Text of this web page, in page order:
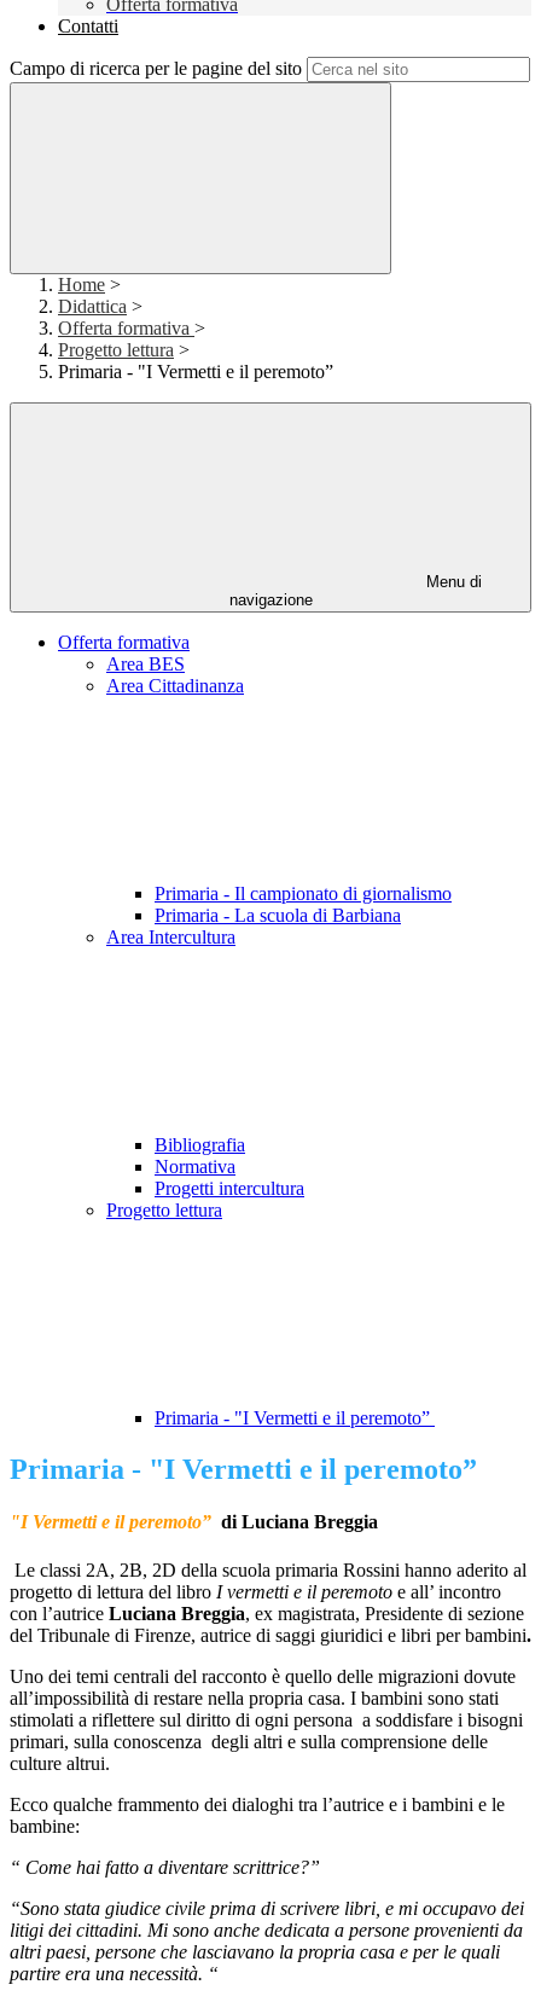
Offerta formativa
Contatti
Campo di ricerca per le pagine del sito
Home >
Didattica >
Offerta formativa >
Progetto lettura >
Primaria - "I Vermetti e il peremoto”
Menu di
navigazione
Offerta formativa
Area BES
Area Cittadinanza
Primaria - Il campionato di giornalismo
Primaria - La scuola di Barbiana
Area Intercultura
Bibliografia
Normativa
Progetti intercultura
Progetto lettura
Primaria - "I Vermetti e il peremoto”
Primaria - "I Vermetti e il peremoto”
"I Vermettie il peremoto” di Luciana Breggia
Le classi 2A, 2B, 2D della scuola primaria Rossini hanno aderito al
progetto di lettura del libro I vermetti e il peremoto e all’ incontro
con l’autrice Luciana Breggia, ex magistrata, Presidente di sezione
del Tribunale di Firenze, autrice di saggi giuridici e libri per bambini.
Uno dei temi centrali del racconto è quello delle migrazioni dovute
all’impossibilità di restare nella propria casa. I bambini sono stati
stimolati a riflettere sul diritto di ogni persona a soddisfare i bisogni
primari, sulla conoscenza degli altri e sulla comprensione delle
culture altrui.
Ecco qualche frammento dei dialoghi tra l’autrice e i bambini e le
bambine:
“ Come hai fatto a diventare scrittrice?”
“Sono stata giudice civile prima di scrivere libri, e mi occupavo dei
litigi dei cittadini. Mi sono anche dedicata a persone provenienti da
altri paesi, persone che lasciavano la propria casa e per le quali
partire era una necessità. “